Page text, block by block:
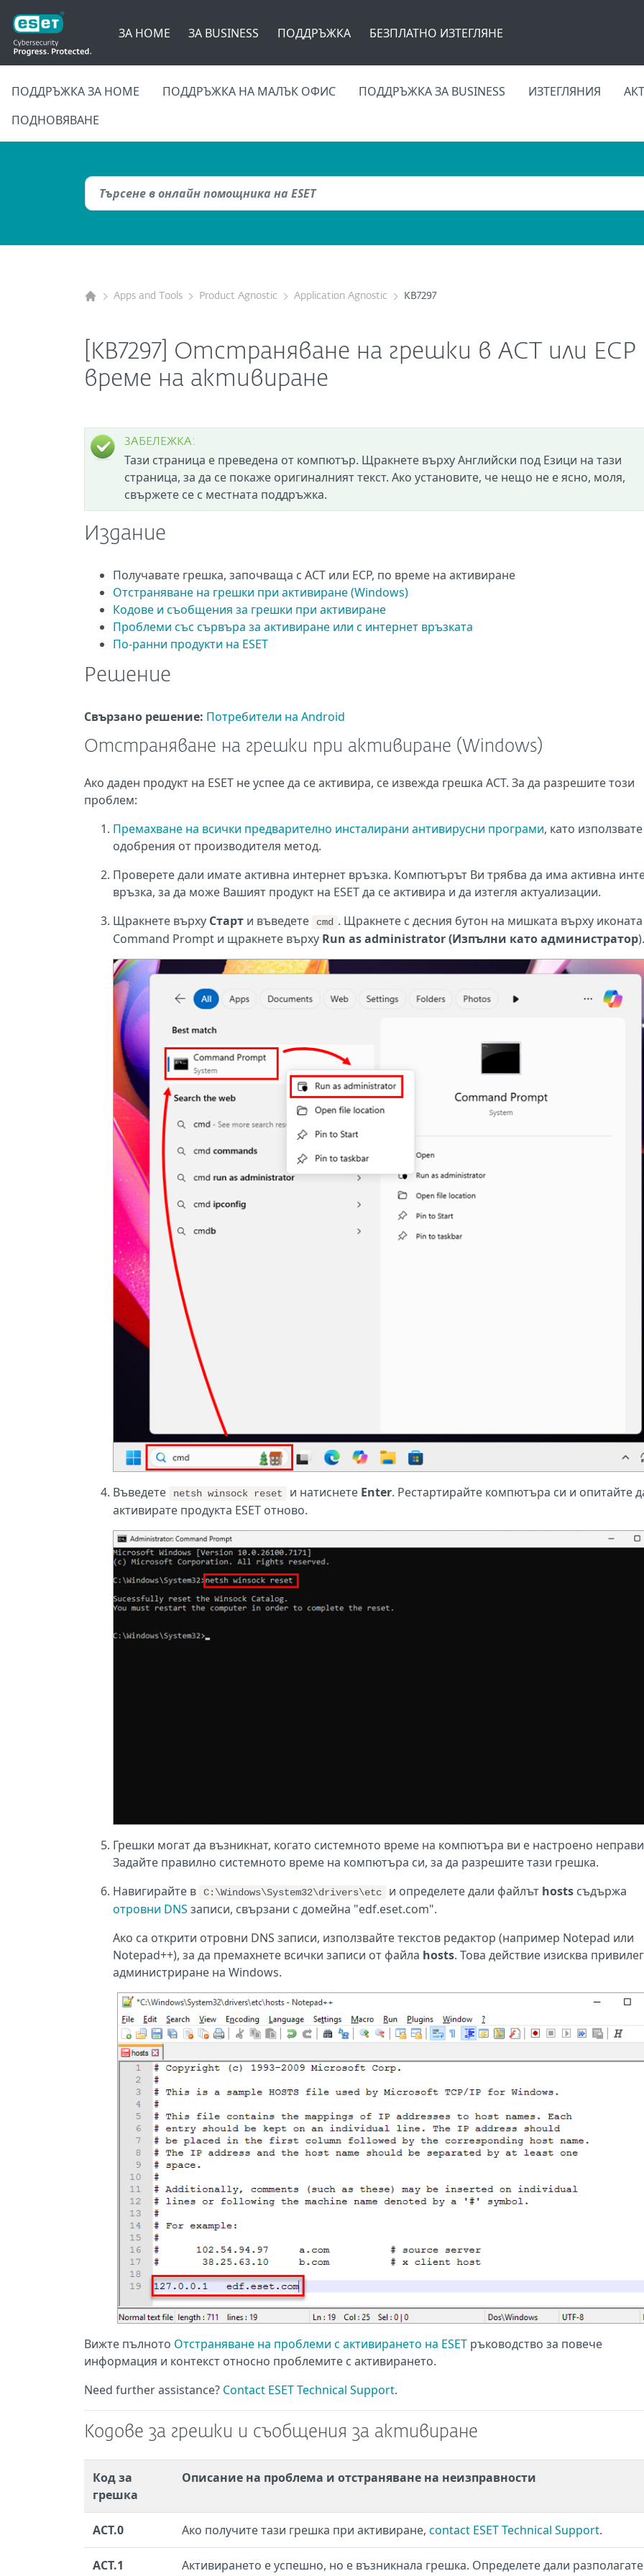
ЗА HOME ЗА BUSINESS ПОДДРЪЖКА БЕЗПЛАТНО ИЗТЕГЛЯНЕ
ПОДДРЪЖКА ЗА HOME ПОДДРЪЖКА НА МАЛЪК ОФИС ПОДДРЪЖКА ЗА BUSINESS ИЗТЕГЛЯНИЯ
ПОДНОВЯВАНЕ
Apps and Tools Product Agnostic Application Agnostic KB7297
[KB7297] Отстраняване на грешки в ACT или ECP
време на активиране
ЗАБЕЛЕЖКА:
Тази страница е преведена от компютър. Щракнете върху Английски под Езици на тази
страница, за да се покаже оригиналният текст. Ако установите, че нещо не е ясно, моля,
свържете се с местната поддръжка.
Издание
Получавате грешка, започваща с ACT или ECP, по време на активиране
Отстраняване на грешки при активиране (Windows)
Кодове и съобщения за грешки при активиране
Проблеми със сървъра за активиране или с интернет връзката
По-ранни продукти на ESET
Решение
Свързано решение: Потребители на Android
Отстраняване на грешки при активиране (Windows)
Ако даден продукт на ESET не успее да се активира, се извежда грешка ACT. За да разрешите този
проблем:
Премахване на всички предварително инсталирани антивирусни програми, като използвате
одобрения от производителя метод.
Проверете дали имате активна интернет връзка. Компютърът Ви трябва да има активна
връзка, за да може Вашият продукт на ESET да се активира и да изтегля актуализации.
Щракнете върху Старт и въведете cmd . Щракнете с десния бутон на мишката върху
Command Prompt и щракнете върху Run as administrator (Изпълни като администратор).
Въведете netsh winsock reset и натиснете Enter. Рестартирайте компютъра си и опитайте
активирате продукта ESET отново.
Грешки могат да възникнат, когато системното време на компютъра ви е настроено
Задайте правилно системното време на компютъра си, за да разрешите тази грешка.
Навигирайте в
C:\Windows\System32\drivers\etc и определете дали файлът hosts съдържа
отровни DNS записи, свързани с домейна "edf.eset.com".
Ако са открити отровни DNS записи, използвайте текстов редактор (например Notepad или
Notepad++), за да премахнете всички записи от файла hosts. Това действие изисква
администриране на Windows.
Вижте пълното Отстраняване на проблеми с активирането на ESET ръководство за повече
информация и контекст относно проблемите с активирането.
Need further assistance? Contact ESET Technical Support.
Кодове за грешки и съобщения за активиране
Код за
грешка
Описание на проблема и отстраняване на неизправности
ACT.0 Ако получите тази грешка при активиране, contact ESET Technical Support.
ACT.1
Активирането е успешно, но е възникнала грешка. Определете дали